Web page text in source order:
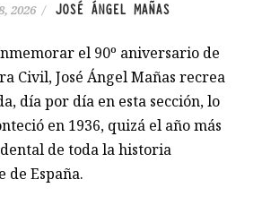
2026 / JOSÉ ÁNGEL MAÑAS
el 90º aniversario de
Civil, José Ángel Mañas recrea
día por día en esta sección, lo
en 1936, quizá el año más
de toda la historia
de España.